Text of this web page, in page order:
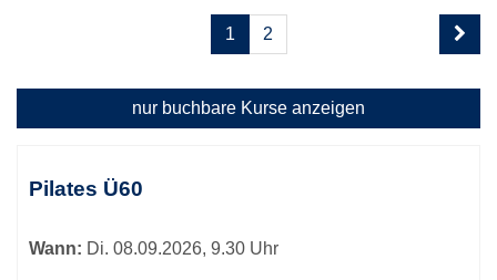
1 2
nur buchbare Kurse anzeigen
Tabellenüberschriften
werden.
Pilates Ü60
Wann: Di. 08.09.2026, 9.30 Uhr